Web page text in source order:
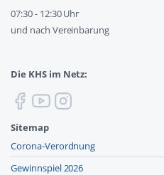
07:30 - 12:30 Uhr
und nach Vereinbarung
Die KHS im Netz:
Sitemap
Corona-Verordnung
Gewinnspiel 2026